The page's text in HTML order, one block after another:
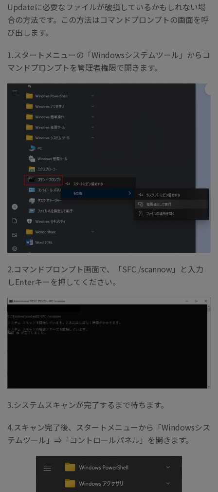
Updateに必要なファイルが破損しているかもしれない場
合の方法です。この方法はコマンドプロンプトの画面を呼
び出します。
1.スタートメニューの「Windowsシステムツール」からコ
マンドプロンプトを管理者権限で開きます。
2.コマンドプロンプト画面で、「SFC /scannow」と入力
しEnterキーを押してください。
3.システムスキャンが完了するまで待ちます。
4.スキャン完了後、スタートメニューから「Windowsシス
テムツール」⇒「コントロールパネル」を開きます。